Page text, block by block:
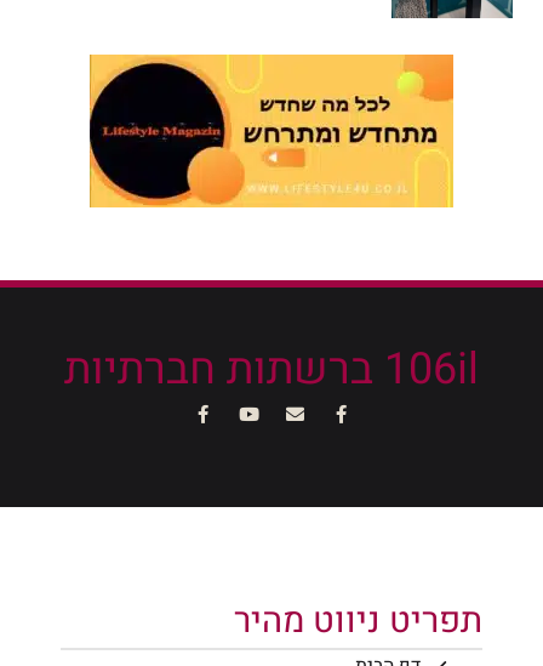
106il ברשתות חברתיות
תפריט ניווט מהיר